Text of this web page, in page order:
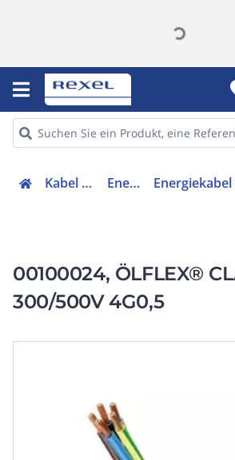
Kabel & Leitungen Energiekabel
00100024, ÖLFLEX®
300/500V 4G0,5